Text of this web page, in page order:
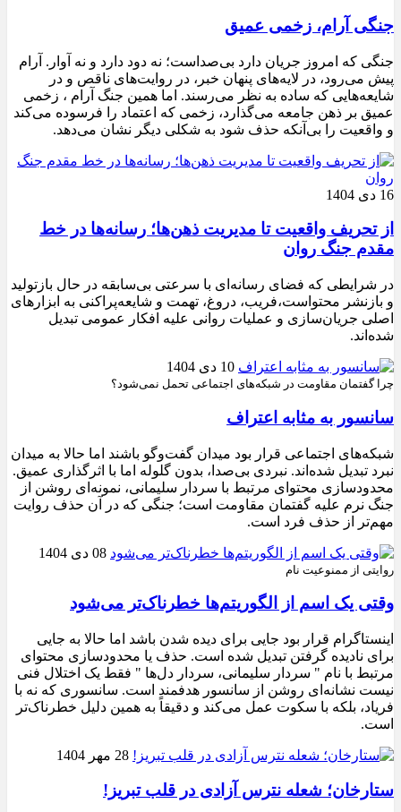
جنگی آرام، زخمی عمیق
جنگی که امروز جریان دارد بی‌صداست؛ نه دود دارد و نه آوار. آرام
پیش می‌رود، در لایه‌های پنهان خبر، در روایت‌های ناقص و در
شایعه‌هایی که ساده به نظر می‌رسند. اما همین جنگ آرام ، زخمی
عمیق بر ذهن جامعه می‌گذارد، زخمی که اعتماد را فرسوده می‌کند
و واقعیت را بی‌آنکه حذف شود به شکلی دیگر نشان می‌دهد.
16 دی 1404
از تحریف واقعیت تا مدیریت ذهن‌ها؛ رسانه‌ها در خط
مقدم جنگ روان
در شرایطی که فضای رسانه‌ای با سرعتی بی‌سابقه در حال بازتولید
و بازنشر محتواست،فریب، دروغ، تهمت و شایعه‌پراکنی به ابزارهای
اصلی جریان‌سازی و عملیات روانی علیه افکار عمومی تبدیل
شده‌اند.
10 دی 1404
چرا گفتمان مقاومت در شبکه‌های اجتماعی تحمل نمی‌شود؟
سانسور به مثابه اعتراف
شبکه‌های اجتماعی قرار بود میدان گفت‌وگو باشند اما حالا به میدان
نبرد تبدیل شده‌اند. نبردی بی‌صدا، بدون گلوله اما با اثرگذاری عمیق.
محدودسازی محتوای مرتبط با سردار سلیمانی، نمونه‌ای روشن از
جنگ نرم علیه گفتمان مقاومت است؛ جنگی که در آن حذف روایت
مهم‌تر از حذف فرد است.
08 دی 1404
روایتی از ممنوعیت نام
وقتی یک اسم از الگوریتم‌ها خطرناک‌تر می‌شود
اینستاگرام قرار بود جایی برای دیده شدن باشد اما حالا به جایی
برای نادیده گرفتن تبدیل شده است. حذف یا محدودسازی محتوای
مرتبط با نام " سردار سلیمانی، سردار دل‌ها " فقط یک اختلال فنی
نیست نشانه‌ای روشن از سانسور هدفمند است. سانسوری که نه با
فریاد، بلکه با سکوت عمل می‌کند و دقیقاً به همین دلیل خطرناک‌تر
است.
28 مهر 1404
ستارخان؛ شعله نترس آزادی در قلب تبریز!